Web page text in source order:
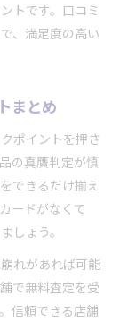
トです。口コミ
、満足度の高い
まとめ
ポイントを押さ
の真贋判定が慎
できるだけ揃え
ードがなくて
しょう。
れがあれば可能
で無料査定を受
信頼できる店舗